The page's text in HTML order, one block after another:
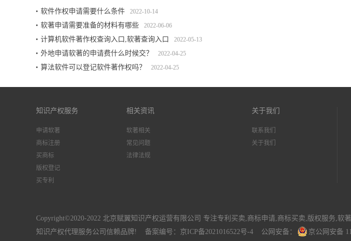
软件作权申请需要什么条件 2022-10-14
软著申请需要准备的材料有哪些 2022-06-06
计算机软件著作权查询入口,软著查询入口 2022-05-13
外地申请软著的申请费什么时候交？ 2022-04-25
算法软件可以登记软件著作权吗？ 2022-04-25
知识产权服务
申请软著
商标注册
买商标
版权登记
买专利
相关资讯
软著相关
常见问题
法律法规
关于我们
联系我们
关于我们
Copyright©2020-2022 北京赋翼知识产权运营有限公司 专注专利买卖,商标申请,商标买卖,版权服务,软
知识产权代理服务公司信赖品牌! 备案编号： 京ICP备2021016522号-4 公网安备： 京公网安备